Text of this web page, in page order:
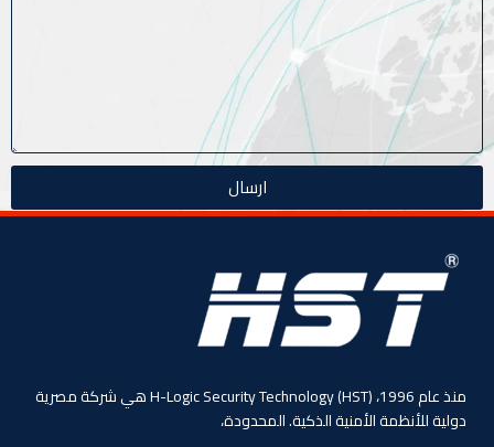
ارسال
منذ عام 1996، (HST) H-Logic Security Technology هي شركة مصرية
دولية للأنظمة الأمنية الذكية. المحدودة،